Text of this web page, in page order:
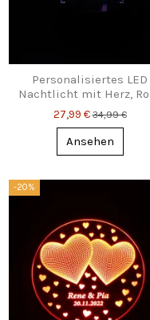
Personalisiertes LED
Nachtlicht mit Herz,
& Wunschgravur
27,99 €34,99 €
Ansehen
-20%